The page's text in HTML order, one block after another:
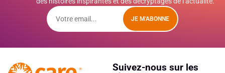
JE M'ABONNE
Suivez-nous sur les